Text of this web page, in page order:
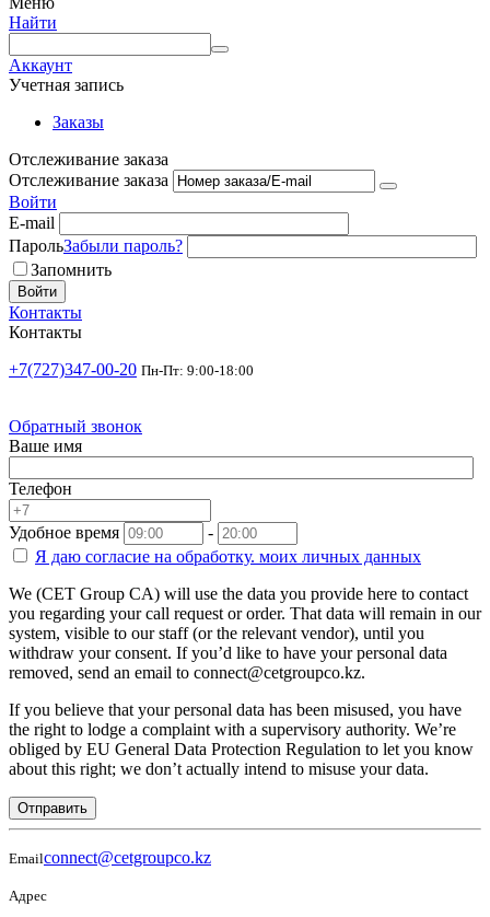
Найти
Аккаунт
Учетная запись
Заказы
Отслеживание заказа
Отслеживание заказа
Войти
E-mail
ПарольЗабыли пароль?
Запомнить
Войти
Контакты
Контакты
+7(727)347-00-20 Пн-Пт: 9:00-18:00
Обратный звонок
Ваше имя
Телефон
Удобное время
-
Я даю согласие на обработку. моих личных данных
We (CET Group CA) will use the data you provide here to contact
you regarding your call request or order. That data will remain in our
system, visible to our staff (or the relevant vendor), until you
withdraw your consent. If you’d like to have your personal data
removed, send an email to connect@cetgroupco.kz.
If you believe that your personal data has been misused, you have
the right to lodge a complaint with a supervisory authority. We’re
obliged by EU General Data Protection Regulation to let you know
about this right; we don’t actually intend to misuse your data.
Отправить
Emailconnect@cetgroupco.kz
Адрес